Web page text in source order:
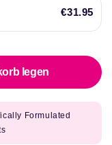
€31.95
legen
Formulated